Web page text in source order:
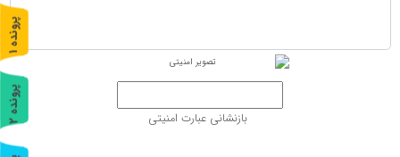
بازنشانی عبارت امنیتی
پ
ر
و
ن
د
ه
1
پ
ر
و
ن
د
ه
2